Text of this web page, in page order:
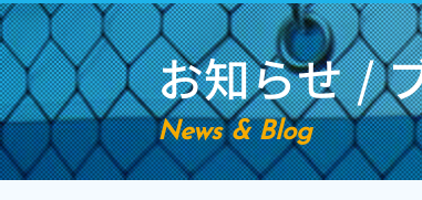
お知らせ /
News & Blog